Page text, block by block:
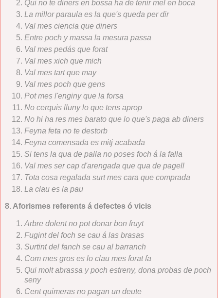
Qui no te diners en bossa ha de tenir mel en boca
La millor paraula es la que's queda per dir
Val mes ciencia que diners
Entre poch y massa la mesura passa
Val mes pedás que forat
Val mes xich que mich
Val mes tart que may
Val mes poch que gens
Pot mes l'enginy que la forsa
No cerquis lluny lo que tens aprop
No hi ha res mes barato que lo que's paga ab diners
Feyna feta no te destorb
Feyna comensada es mitj acabada
Si tens la qua de palla no poses foch á la falla
Val mes ser cap d'arengada que qua de pagell
Tota cosa regalada surt mes cara que comprada
La clau es la pau
8. Aforismes referents á defectes ó vicis
Arbre dolent no pot donar bon fruyt
Fugint del foch se cau á las brasas
Surtint del fanch se cau al barranch
Com mes gros es lo clau mes forat fa
Qui molt abrassa y poch estreny, dona probas de poch
seny
Cent quimeras no pagan un deute